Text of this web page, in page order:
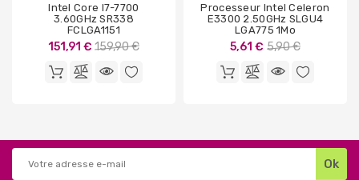
Intel Core I7-7700
3.60GHz SR338
FCLGA1151
151,91 € Prix
base
159,90 €
Processeur Intel Celeron
E3300 2.50GHz SLGU4
LGA775 1Mo
5,61 € Prix
base
5,90 €